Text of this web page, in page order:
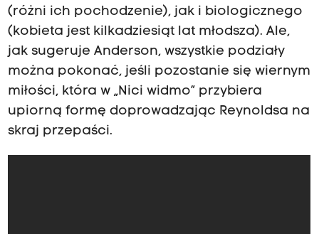
(różni ich pochodzenie), jak i biologicznego
(kobieta jest kilkadziesiąt lat młodsza). Ale,
jak sugeruje Anderson, wszystkie podziały
można pokonać, jeśli pozostanie się wiernym
miłości, która w „Nici widmo” przybiera
upiorną formę doprowadzając Reynoldsa na
skraj przepaści.